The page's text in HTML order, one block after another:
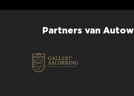
Partners van